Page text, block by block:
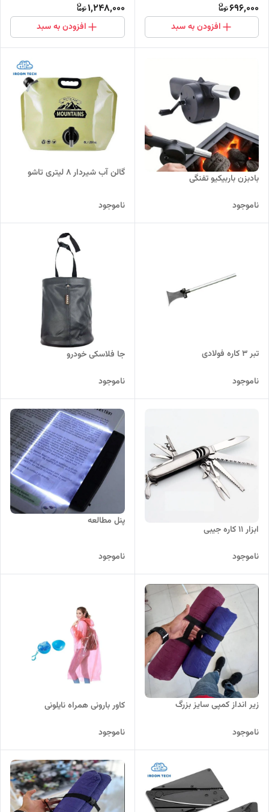
696,000
افزودن به سبد
1,248,000
افزودن به سبد
بادبزن باربیکیو تفنگی
ناموجود
گالن آب شیردار 8 لیتری تاشو
ناموجود
تبر 3 کاره فولادی
ناموجود
جا فلاسکی خودرو
ناموجود
ابزار 11 کاره جیبی
ناموجود
پنل مطالعه
ناموجود
زیر انداز کمپی سایز بزرگ
ناموجود
کاور بارونی همراه نایلونی
ناموجود